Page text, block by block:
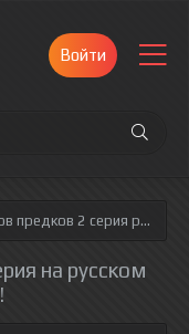
Войти
предков 2 серия русская озвучка полностью смотреть онлайн!
на русском